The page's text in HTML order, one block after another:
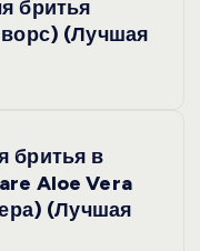
бритья
ворс) (Лучшая
бритья в
Aloe Vera
(Лучшая